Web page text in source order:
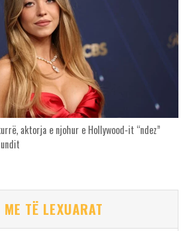
aktorja e njohur e Hollywood-it “ndez”
ME TË LEXUARAT